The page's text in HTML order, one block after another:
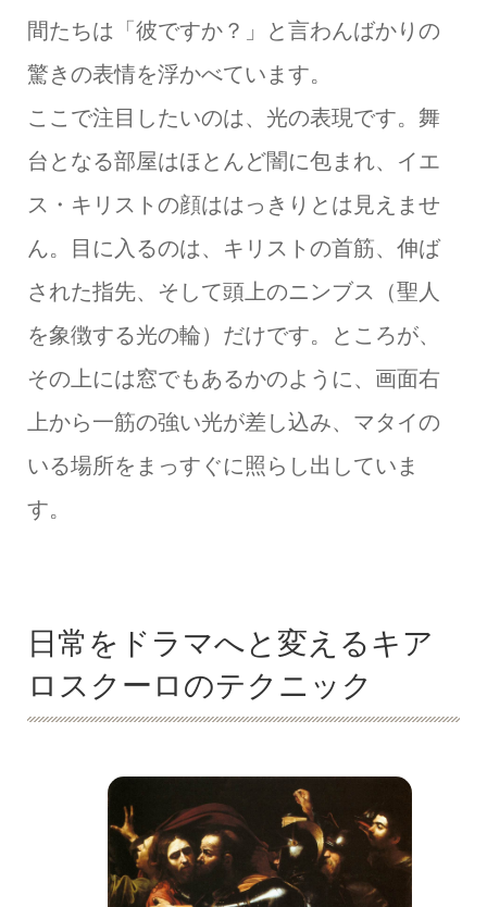
間たちは「彼ですか？」と言わんばかりの
驚きの表情を浮かべています。
ここで注目したいのは、光の表現です。舞
台となる部屋はほとんど闇に包まれ、イエ
ス・キリストの顔ははっきりとは見えませ
ん。目に入るのは、キリストの首筋、伸ば
された指先、そして頭上のニンブス（聖人
を象徴する光の輪）だけです。ところが、
その上には窓でもあるかのように、画面右
上から一筋の強い光が差し込み、マタイの
いる場所をまっすぐに照らし出していま
す。
日常をドラマへと変えるキア
ロスクーロのテクニック